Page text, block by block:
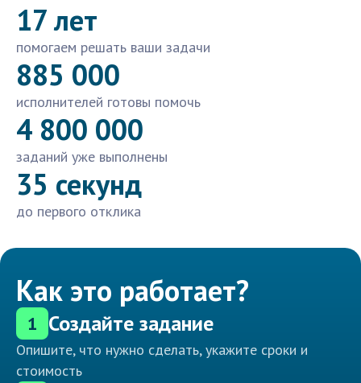
17 лет
помогаем решать ваши задачи
885 000
исполнителей готовы помочь
4 800 000
заданий уже выполнены
35 секунд
до первого отклика
Как это работает?
1 Создайте задание
Опишите, что нужно сделать, укажите сроки и
стоимость